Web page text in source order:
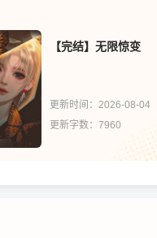
【完结】无限惊变
更新时间：2026-08-04
更新字数：7960